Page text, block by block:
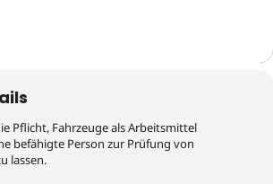
Pflicht, Fahrzeuge als Arbeitsmittel
befähigte Person zur Prüfung von
lassen.